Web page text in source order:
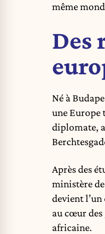
même
Des
Né à
une Europe
diplomate,
Après des
ministère
devient
au cœur
africaine.